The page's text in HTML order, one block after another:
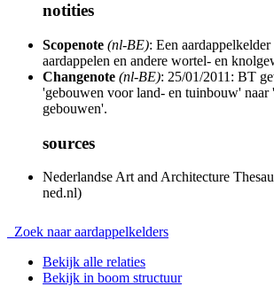
notities
Scopenote (nl-BE): Een
aardappelen en andere wortel- en
Changenote (nl-BE): 25/01/2011: BT
'gebouwen voor land- en tuinbouw' naar
gebouwen'.
sources
Nederlandse Art and Architecture
ned.nl)
Zoek naar aardappelkelders
Bekijk alle relaties
Bekijk in boom structuur